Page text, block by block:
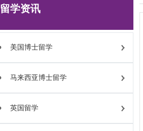
留学资讯
美国博士留学
马来西亚博士留学
英国留学